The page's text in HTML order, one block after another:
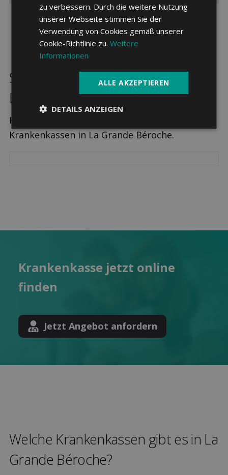
Sparpotenzial in La Grande
Béroche
Hier sehen Sie die drei günstigsten
Krankenkassen in La Grande Béroche.
Kranken­kasse jetzt online
finden
Jetzt Angebot anfordern
Welche Kranken­kassen gibt es in La
Grande Béroche?
zu verbessern. Durch die weitere Nutzung
unserer Webseite stimmen Sie der
Verwendung von Cookies gemäß unserer
Cookie-Richtlinie zu.Weitere
Informationen
ALLE AKZEPTIEREN
DETAILS ANZEIGEN